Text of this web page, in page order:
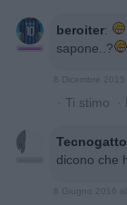
beroiter:
sapone..?
· Ti stimo ·
Tecnogatto
dicono che
8 Giugno 2016